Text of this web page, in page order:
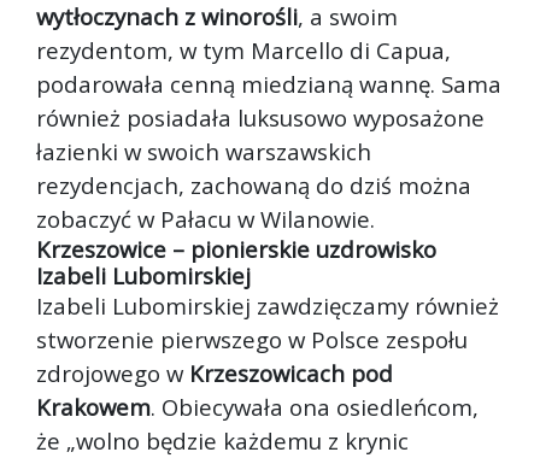
wytłoczynach z winorośli, a swoim
rezydentom, w tym Marcello di Capua,
podarowała cenną miedzianą wannę. Sama
również posiadała luksusowo wyposażone
łazienki w swoich warszawskich
rezydencjach, zachowaną do dziś można
zobaczyć w Pałacu w Wilanowie.
Krzeszowice – pionierskie uzdrowisko
Izabeli Lubomirskiej
Izabeli Lubomirskiej zawdzięczamy również
stworzenie pierwszego w Polsce zespołu
zdrojowego w Krzeszowicach pod
Krakowem. Obiecywała ona osiedleńcom,
że „wolno będzie każdemu z krynic